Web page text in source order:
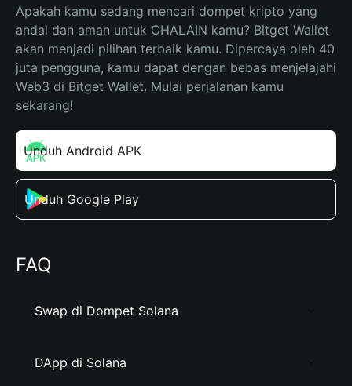
Apakah kamu sedang mencari dompet kripto yang
andal dan aman untuk CHALAIN kamu? Bitget Wallet
akan menjadi pilihan terbaik kamu. Dipercaya oleh 40
juta pengguna, kamu dapat dengan bebas menjelajahi
Web3 di Bitget Wallet. Mulai perjalanan kamu
sekarang!
Unduh Android APK
Unduh Google Play
FAQ
Swap di Dompet Solana
DApp di Solana